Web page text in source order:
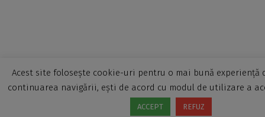
Acest site folosește cookie-uri pentru o mai bună experiență
continuarea navigării, ești de acord cu modul de utilizare a
ACCEPT REFUZ